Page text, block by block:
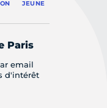
JEUNE
Paris
email
d'intérêt